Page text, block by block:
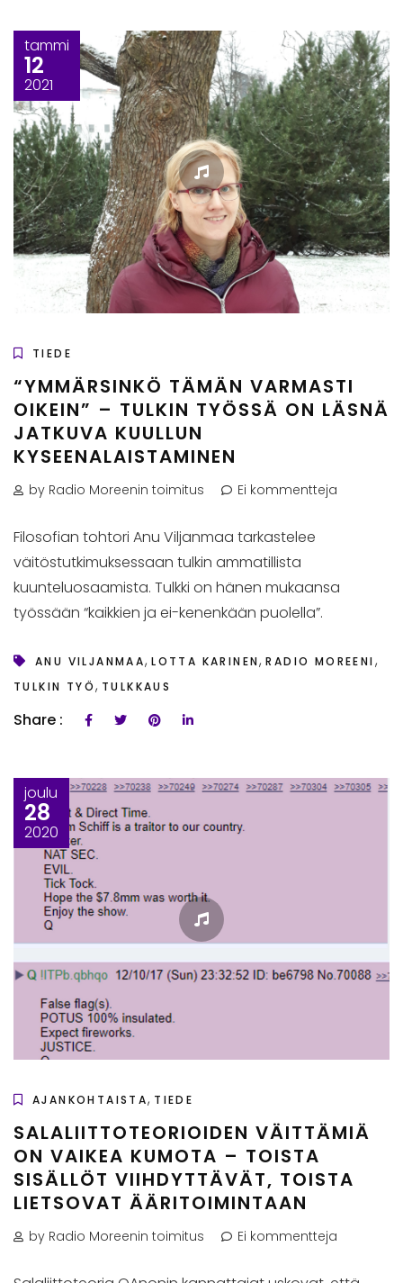
tammi
12
2021
TIEDE
“YMMÄRSINKÖ TÄMÄN VARMASTI
OIKEIN” – TULKIN TYÖSSÄ ON LÄSNÄ
JATKUVA KUULLUN
KYSEENALAISTAMINEN
by Radio Moreenin toimitus Ei kommentteja
Filosofian tohtori Anu Viljanmaa tarkastelee
väitöstutkimuksessaan tulkin ammatillista
kuunteluosaamista. Tulkki on hänen mukaansa
työssään “kaikkien ja ei-kenenkään puolella”.
ANU VILJANMAA,LOTTA KARINEN,RADIO MOREENI,
TULKIN TYÖ, TULKKAUS
Share :
joulu
28
2020
AJANKOHTAISTA, TIEDE
SALALIITTOTEORIOIDEN VÄITTÄMIÄ
ON VAIKEA KUMOTA – TOISTA
SISÄLLÖT VIIHDYTTÄVÄT, TOISTA
LIETSOVAT ÄÄRITOIMINTAAN
by Radio Moreenin toimitus Ei kommentteja